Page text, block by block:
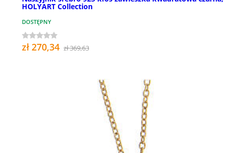
HOLYART Collection
DOSTĘPNY
zł 270,34 zł 369,63